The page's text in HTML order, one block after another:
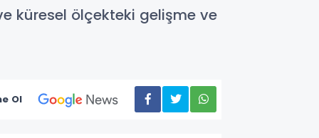
küresel ölçekteki gelişme ve
Ol